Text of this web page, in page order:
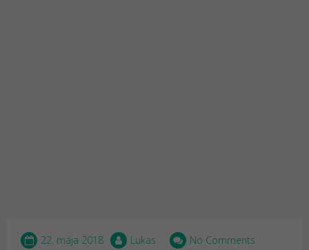
22. mája 2018 Lukas No Comments